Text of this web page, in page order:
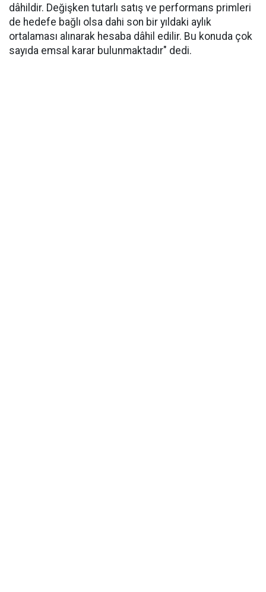
dâhildir. Değişken tutarlı satış ve performans primleri
de hedefe bağlı olsa dahi son bir yıldaki aylık
ortalaması alınarak hesaba dâhil edilir. Bu konuda çok
sayıda emsal karar bulunmaktadır" dedi.